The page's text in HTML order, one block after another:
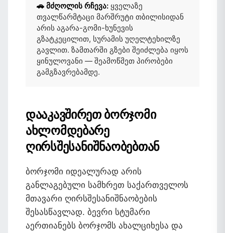
🚗 მძღოლის რჩევა: ყველაზე
თვალწარმტაცი მარშრუტი თბილისიდან
არის აგარა-გომი-ხუნევის
გზატკეცილით, სურამის უღელტეხილზე
გავლით. ზამთარში გზები შეიძლება იყოს
ყინულოვანი — შეამოწმეთ პირობები
გამგზავრებამდე.
დააკავშირეთ ბორჯომი
ახლომდებარე
ღირსშესანიშნაობებთან
ბორჯომი იდეალურად არის
განლაგებული სამხრეთ საქართველოს
მთავარი ღირსშესანიშნაობების
შესასწავლად. ბევრი სტუმარი
აერთიანებს ბორჯომს ახალციხესა და